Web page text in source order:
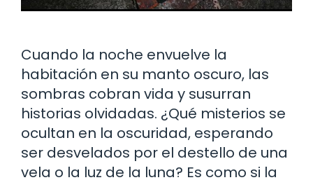
Cuando la noche envuelve la
habitación en su manto oscuro, las
sombras cobran vida y susurran
historias olvidadas. ¿Qué misterios se
ocultan en la oscuridad, esperando
ser desvelados por el destello de una
vela o la luz de la luna? Es como si la